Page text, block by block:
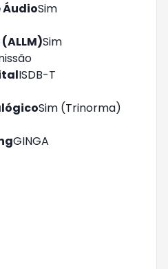
ÁudioSim
Sim
ISDB-T
Sim (Trinorma)
GINGA